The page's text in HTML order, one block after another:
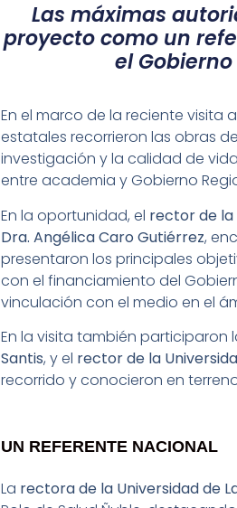
Las máximas
proyecto como un
el
En el marco de la reciente visita
estatales recorrieron las obras
investigación y la calidad de
entre academia y Gobierno
En la oportunidad, el rector de la
Dra. Angélica Caro Gutiérrez,
presentaron los principales
con el financiamiento del
vinculación con el medio en el
En la visita también participaron
Santis, y el rector de la
recorrido y conocieron en
UN REFERENTE NACIONAL
La rectora de la Universidad de